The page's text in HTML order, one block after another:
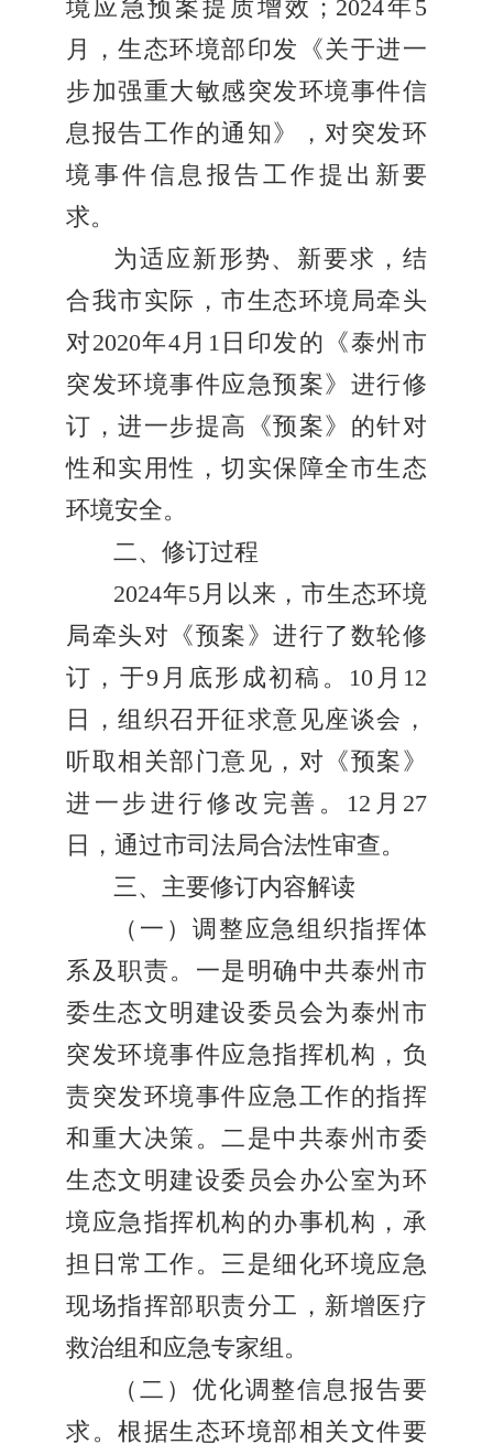
境应急预案提质增效；2024年5
月，生态环境部印发《关于进一
步加强重大敏感突发环境事件信
息报告工作的通知》，对突发环
境事件信息报告工作提出新要
求。
为适应新形势、新要求，结
合我市实际，市生态环境局牵头
对2020年4月1日印发的《泰州市
突发环境事件应急预案》进行修
订，进一步提高《预案》的针对
性和实用性，切实保障全市生态
环境安全。
二、修订过程
2024年5月以来，市生态环境
局牵头对《预案》进行了数轮修
订，于9月底形成初稿。10月12
日，组织召开征求意见座谈会，
听取相关部门意见，对《预案》
进一步进行修改完善。12月27
日，通过市司法局合法性审查。
三、主要修订内容解读
（一）调整应急组织指挥体
系及职责。一是明确中共泰州市
委生态文明建设委员会为泰州市
突发环境事件应急指挥机构，负
责突发环境事件应急工作的指挥
和重大决策。二是中共泰州市委
生态文明建设委员会办公室为环
境应急指挥机构的办事机构，承
担日常工作。三是细化环境应急
现场指挥部职责分工，新增医疗
救治组和应急专家组。
（二）优化调整信息报告要
求。根据生态环境部相关文件要